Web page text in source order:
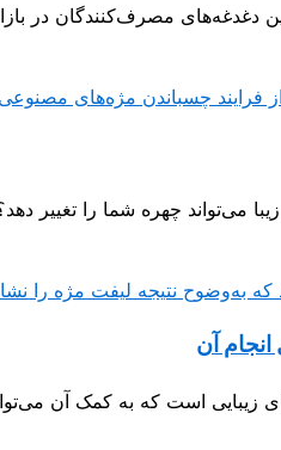
مصرف‌کنندگان در
می‌تواند چهره شما را تغییر
آن
است که به کمک آن